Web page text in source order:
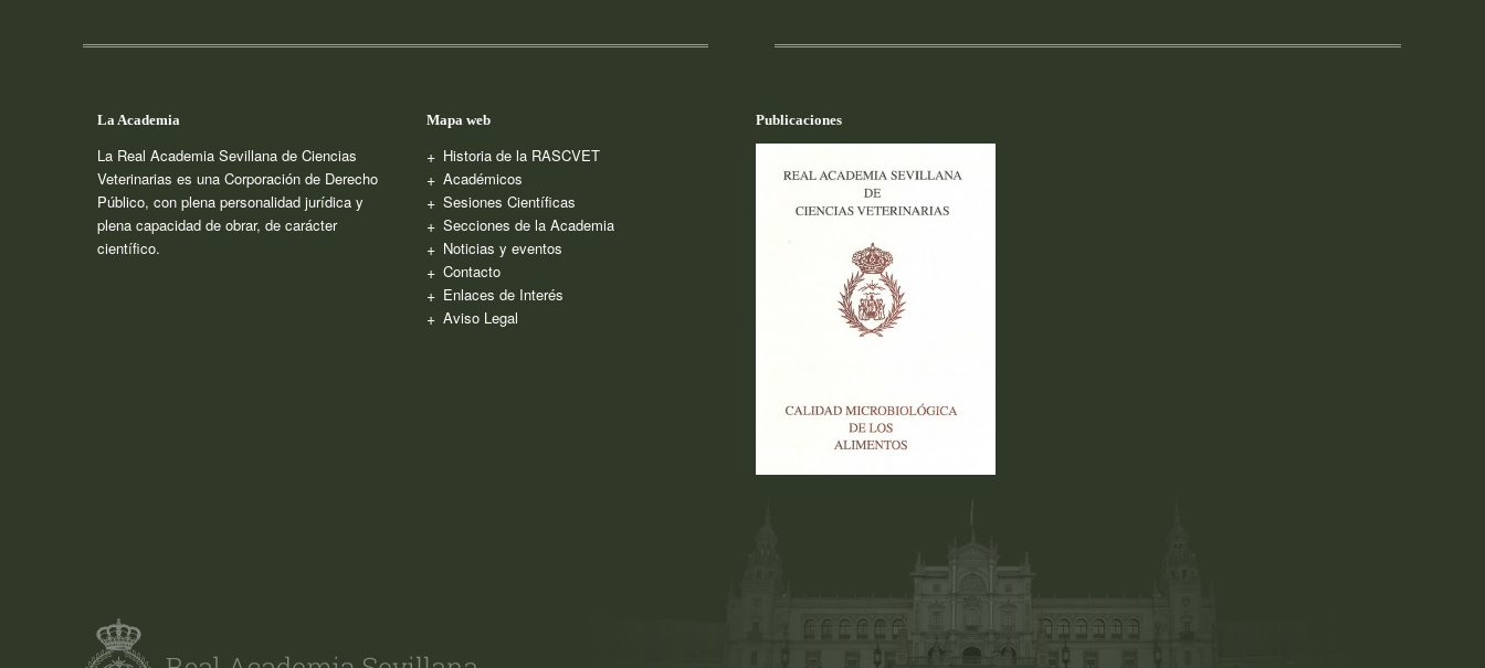
La Academia
La Real Academia Sevillana de Ciencias
Veterinarias es una Corporación de Derecho
Público, con plena personalidad jurídica y
plena capacidad de obrar, de carácter
científico.
Mapa web
Historia de la RASCVET
Académicos
Sesiones Científicas
Secciones de la Academia
Noticias y eventos
Contacto
Enlaces de Interés
Aviso Legal
Publicaciones